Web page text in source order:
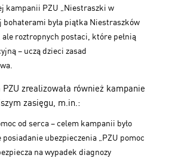
kampanii PZU „Niestraszki w
bohaterami była piątka Niestraszków
ale roztropnych postaci, które pełnią
– uczą dzieci zasad
zrealizowała również kampanie
zasięgu, m.in.:
od serca – celem kampanii było
posiadanie ubezpieczenia „PZU pomoc
na wypadek diagnozy